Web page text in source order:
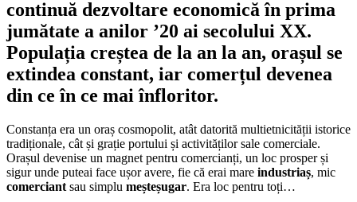
continuă dezvoltare economicăîn prima
jumătate a anilor ’20 ai secolului XX.
Populația creștea de la an la an, orașul se
extindea constant, iar comerțul devenea
din ce în ce mai înfloritor.
Constanța era un oraș cosmopolit, atât datorită multietnicității istorice
tradiționale, cât și grație portului și activităților sale comerciale.
Orașul devenise un magnet pentru comercianți, un loc prosper și
sigur unde puteai face ușor avere, fie că erai mare industriaș, mic
comerciant sau simplu meșteșugar. Era loc pentru toți…